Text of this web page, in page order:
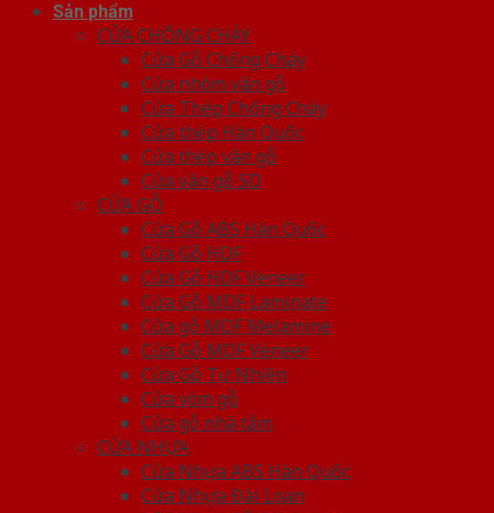
Sản phẩm
CỬA CHỐNG CHÁY
Cửa Gỗ Chống Cháy
Cửa nhôm vân gỗ
Cửa Thép Chống Cháy
Cửa thép Hàn Quốc
Cửa thép vân gỗ
Cửa vân gỗ 5D
CỬA GỖ
Cửa Gỗ ABS Hàn Quốc
Cửa Gỗ HDF
Cửa Gỗ HDF Veneer
Cửa Gỗ MDF Laminate
Cửa gỗ MDF Melamine
Cửa Gỗ MDF Veneer
Cửa Gỗ Tự Nhiên
Cửa vòm gỗ
Cửa gỗ nhà tắm
CỬA NHỰA
Cửa Nhựa ABS Hàn Quốc
Cửa Nhựa Đài Loan